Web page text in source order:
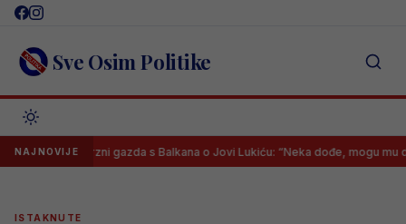
Skip
content Sve Osim Politike
NAJNOVIJE
Kontroverzni gazda s Balkana o Jovi Lukiću: “Neka dođe, mogu mu dati
ISTAKNUTE